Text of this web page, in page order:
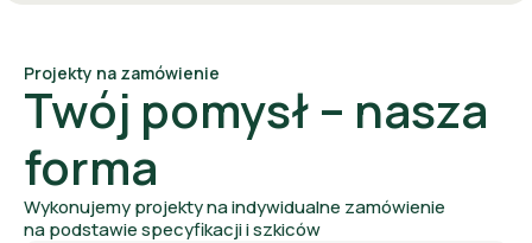
Projekty na zamówienie
Twój pomysł – nasza
forma
Wykonujemy projekty na indywidualne zamówienie
na podstawie specyfikacji i szkiców